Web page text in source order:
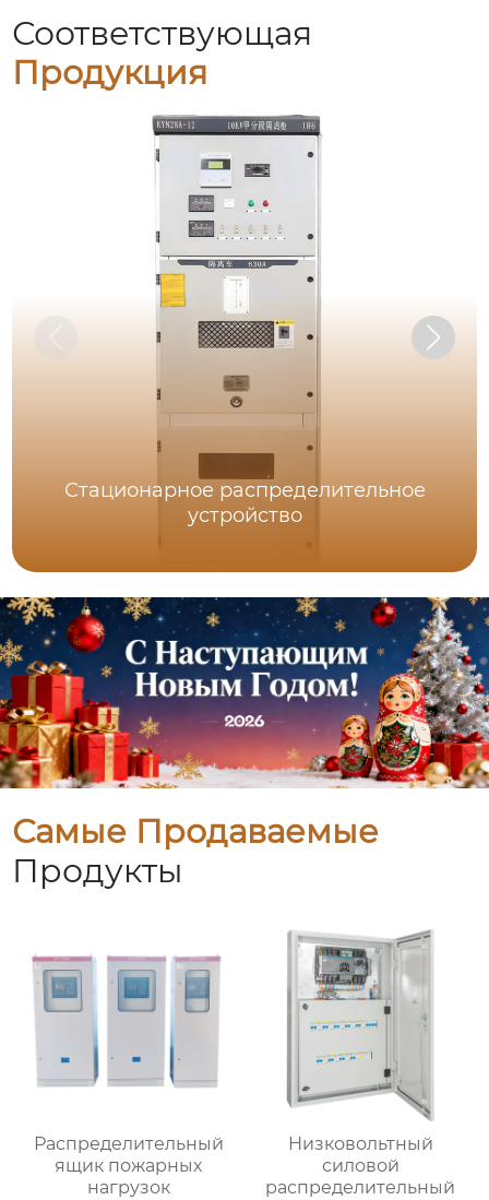
Соответствующая
Продукция
Стационарное распределительное
устройство
Самые Продаваемые
Продукты
Распределительный
ящик пожарных
нагрузок
Низковольтный
силовой
распределительный